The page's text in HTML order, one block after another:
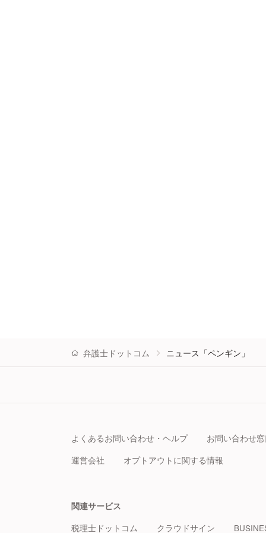
弁護士ドットコム ニュース「ペンギン」
よくあるお問い合わせ・ヘルプ
お問い合わせ
運営会社
オプトアウトに関する情報
関連サービス
税理士ドットコム
クラウドサイン